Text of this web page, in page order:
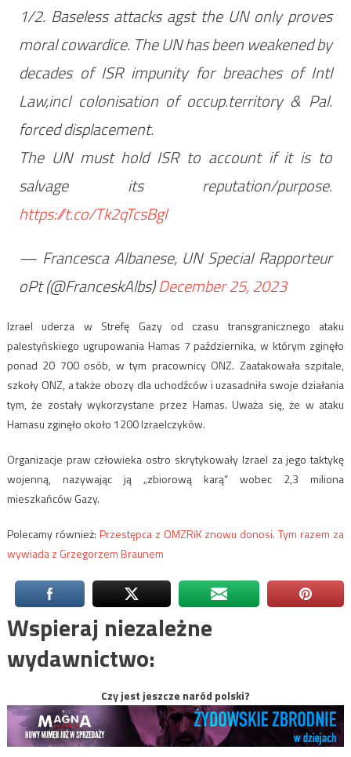
1/2. Baseless attacks agst the UN only proves
moral cowardice. The UN has been weakened by
decades of ISR impunity for breaches of Intl
Law,incl colonisation of occup.territory & Pal.
forced displacement.
The UN must hold ISR to account if it is to
salvage its reputation/purpose.
https://t.co/Tk2qTcsBgl
— Francesca Albanese, UN Special Rapporteur
oPt (@FranceskAlbs)December 25, 2023
Izrael uderza w Strefę Gazy od czasu transgranicznego ataku
palestyńskiego ugrupowania Hamas 7 października, w którym zginęło
ponad 20 700 osób, w tym pracownicy ONZ. Zaatakowała szpitale,
szkoły ONZ, a także obozy dla uchodźców i uzasadniła swoje działania
tym, że zostały wykorzystane przez Hamas. Uważa się, że w ataku
Hamasu zginęło około 1200 Izraelczyków.
Organizacje praw człowieka ostro skrytykowały Izrael za jego taktykę
wojenną, nazywając ją „zbiorową karą” wobec 2,3 miliona
mieszkańców Gazy.
Polecamy również: Przestępca z OMZRiK znowu donosi. Tym razem za
wywiada z Grzegorzem Braunem
Wspieraj niezależne
wydawnictwo:
Czy jest jeszcze naród polski?